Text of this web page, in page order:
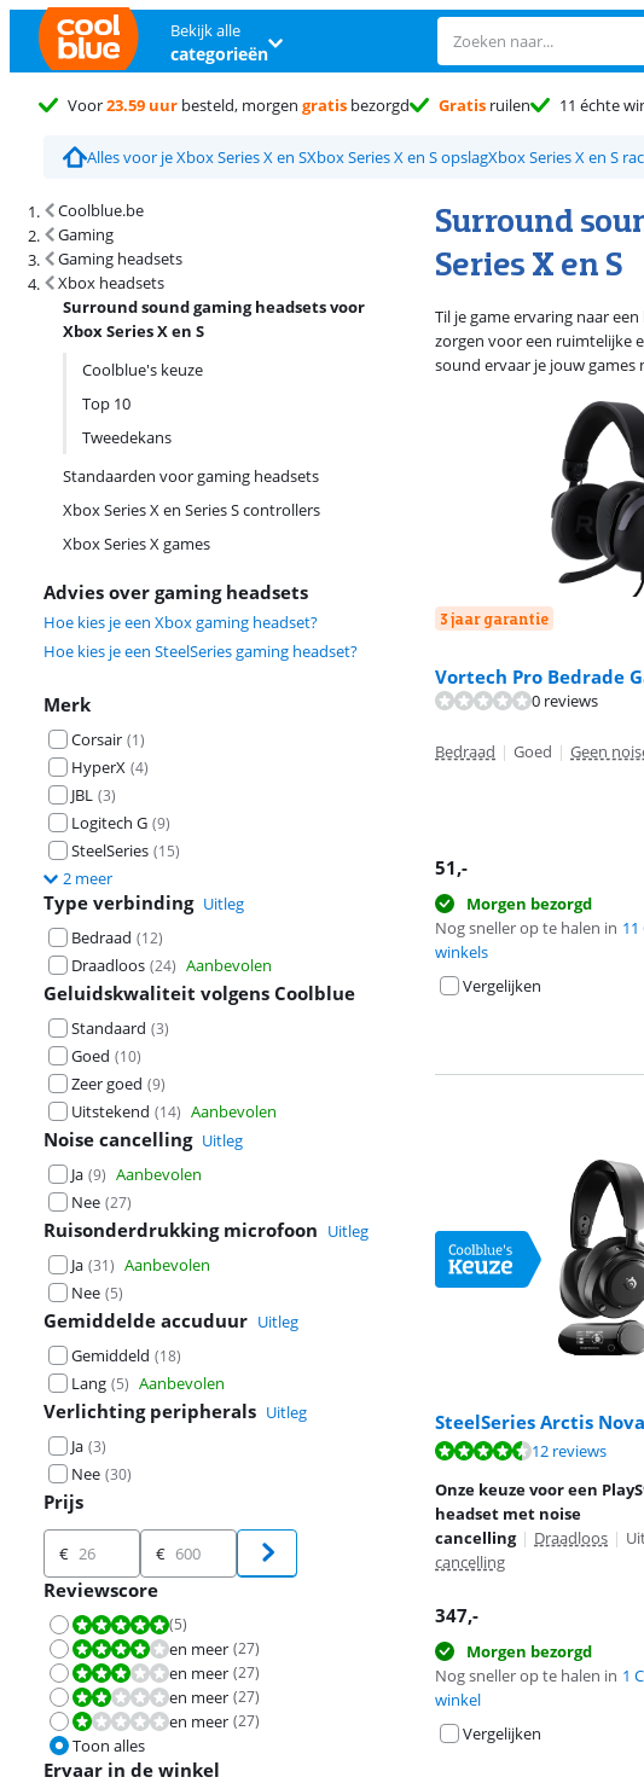
Bekijk alle
categorieën
Voor23.59 uur besteld, morgen gratis bezorgd Gratis ruilen 11 échte
Alles voor je Xbox Series X en SXbox Series X en S opslagXbox Series X en S
Coolblue.be
Gaming
Gaming headsets
Xbox headsets
Surround sound gaming headsets voor
Xbox Series X en S
Coolblue's keuze
Top 10
Tweedekans
Standaarden voor gaming headsets
Xbox Series X en Series S controllers
Xbox Series X games
Advies over gaming headsets
Hoe kies je een Xbox gaming headset?
Hoe kies je een SteelSeries gaming headset?
Merk
Corsair (1)
HyperX (4)
JBL (3)
Logitech G (9)
SteelSeries (15)
2 meer
Type verbinding Uitleg
Bedraad (12)
Draadloos (24) Aanbevolen
Geluidskwaliteit volgens Coolblue
Standaard (3)
Goed (10)
Zeer goed (9)
Uitstekend (14) Aanbevolen
Noise cancelling Uitleg
Ja (9) Aanbevolen
Nee (27)
Ruisonderdrukking microfoon Uitleg
Ja (31) Aanbevolen
Nee (5)
Gemiddelde accuduur Uitleg
Gemiddeld (18)
Lang (5) Aanbevolen
Verlichting peripherals Uitleg
Ja (3)
Nee (30)
Prijs
Prijs
€ €
Reviewscore
Beoordeling is 10 van de 10.
(5)
Beoordeling is 8,0 van de 10.
en meer (27)
Beoordeling is 6,0 van de 10.
en meer (27)
Beoordeling is 4,0 van de 10.
en meer (27)
Beoordeling is 2,0 van de 10.
en meer (27)
Toon alles
Ervaar in de winkel
Surround
Series X en S
Zoekresultaten en sortering
Til je game ervaring naar
zorgen voor een ruimtelijke
sound ervaar je jouw games
3 jaar garantie
Vortech Pro Bedrade
0 reviews
Bedraad | Goed | Geen
51,-
Morgen bezorgd
Nog sneller op te halen in
winkels
Vergelijken
Beoordeling is 8,9 van de
SteelSeries Arctis
Beoordeling is 9,3 van de 10,
12 reviews
Onze keuze voor een
headset met noise
cancelling | Draadloos |
cancelling
347,-
Morgen bezorgd
Nog sneller op te halen in 1
winkel
Vergelijken
Beoordeling is 9,8 van de 10,